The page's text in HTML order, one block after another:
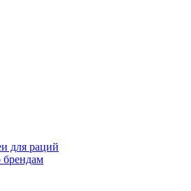
для раций
брендам